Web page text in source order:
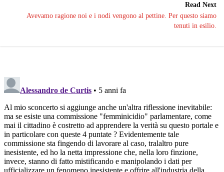
Read Next
Avevamo ragione noi e i nodi vengono al pettine. Per questo siamo
tenuti in esilio.